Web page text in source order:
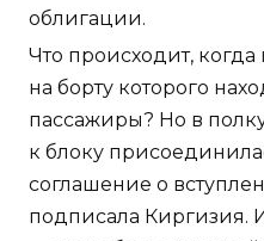
облигации.
Что происходит,
на борту которого
пассажиры? Но в
к блоку
соглашение о
подписала Киргизия.